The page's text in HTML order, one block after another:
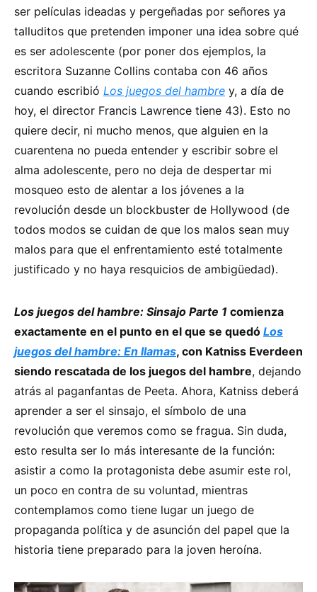
ser películas ideadas y pergeñadas por señores ya
talluditos que pretenden imponer una idea sobre qué
es ser adolescente (por poner dos ejemplos, la
escritora Suzanne Collins contaba con 46 años
cuando escribió Los juegos del hambre y, a día de
hoy, el director Francis Lawrence tiene 43). Esto no
quiere decir, ni mucho menos, que alguien en la
cuarentena no pueda entender y escribir sobre el
alma adolescente, pero no deja de despertar mi
mosqueo esto de alentar a los jóvenes a la
revolución desde un blockbuster de Hollywood (de
todos modos se cuidan de que los malos sean muy
malos para que el enfrentamiento esté totalmente
justificado y no haya resquicios de ambigüedad).
Los juegos del hambre: Sinsajo Parte 1 comienza
exactamente en el punto en el que se quedó Los
juegos del hambre: En llamas, con Katniss Everdeen
siendo rescatada de los juegos del hambre, dejando
atrás al paganfantas de Peeta. Ahora, Katniss deberá
aprender a ser el sinsajo, el símbolo de una
revolución que veremos como se fragua. Sin duda,
esto resulta ser lo más interesante de la función:
asistir a como la protagonista debe asumir este rol,
un poco en contra de su voluntad, mientras
contemplamos como tiene lugar un juego de
propaganda política y de asunción del papel que la
historia tiene preparado para la joven heroína.